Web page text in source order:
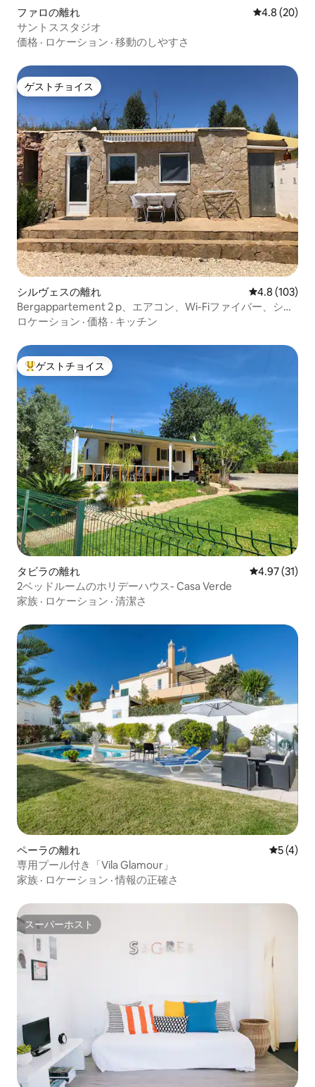
ファロの離れ レビュー20
4.8 (20)
サントススタジオ
価格 · ロケーション · 移動のしやすさ
ゲストチョイス
ゲストチョイス
シルヴェスの離れ レビュー103
4.8 (103)
Bergappartement 2 p、エアコン、Wi-Fiファイバー、シル
ヴェス
ロケーション · 価格 · キッチン
大好評のゲストチョイスです。
ゲストチョイス
タビラの離れ レビュー31
4.97 (31)
2ベッドルームのホリデーハウス- Casa Verde
家族 · ロケーション · 清潔さ
ペーラの離れ レビュー
5 (4)
専用プール付き「Vila Glamour」
家族 · ロケーション ·情報の正確さ
スーパーホスト
スーパーホスト